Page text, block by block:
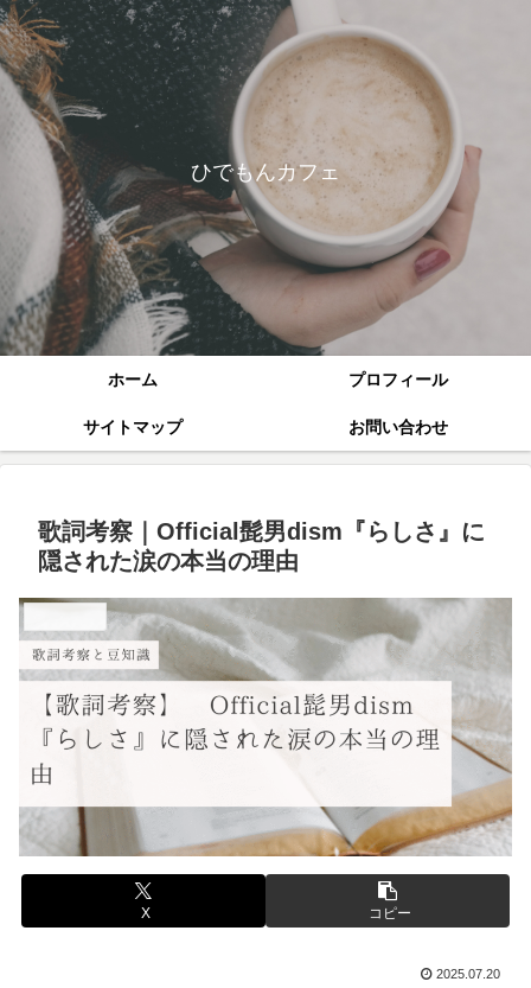
ひでもんカフェ
ホーム プロフィール
サイトマップ お問い合わせ
歌詞考察｜Official髭男dism『らしさ』に
隠された涙の本当の理由
X コピー
2025.07.20